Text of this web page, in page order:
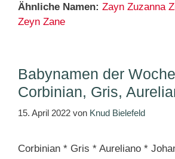
Ähnliche Namen: Zayn Zuzanna
Zeyn Zane
Babynamen der
Corbinian, Gris,
15. April 2022 von Knud Bielefeld
Corbinian * Gris * Aureliano *